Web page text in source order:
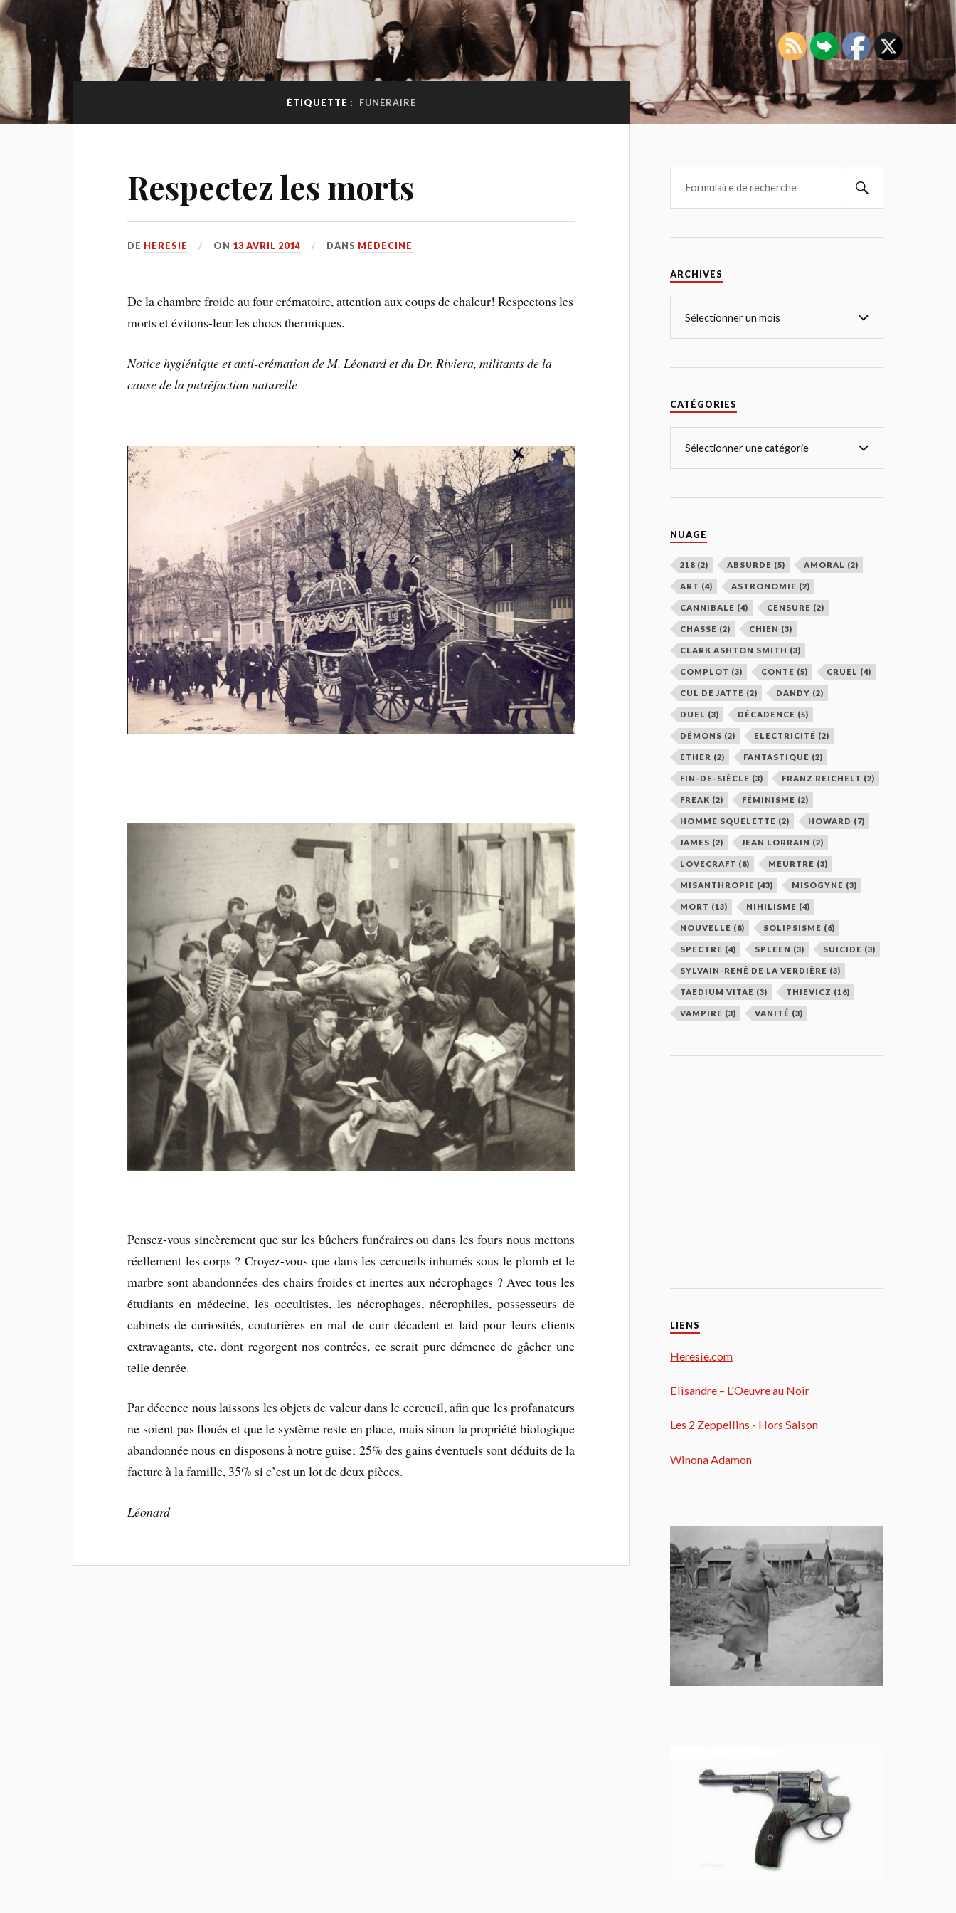
ÉTIQUETTE : FUNÉRAIRE
Respectez les morts
DE HERESIE ON 13 AVRIL 2014 DANS MÉDECINE
De la chambre froide au four crématoire, attention aux coups de chaleur! Respectons les
morts et évitons-leur les chocs thermiques.
Notice hygiénique et anti-crémation de M. Léonard et du Dr. Riviera, militants de la
cause de la putréfaction naturelle
Pensez-vous sincèrement que sur les bûchers funéraires ou dans les fours nous mettons
réellement les corps ? Croyez-vous que dans les cercueils inhumés sous le plomb et le
marbre sont abandonnées des chairs froides et inertes aux nécrophages ? Avec tous les
étudiants en médecine, les occultistes, les nécrophages, nécrophiles, possesseurs de
cabinets de curiosités, couturières en mal de cuir décadent et laid pour leurs clients
extravagants, etc. dont regorgent nos contrées, ce serait pure démence de gâcher une
telle denrée.
Par décence nous laissons les objets de valeur dans le cercueil, afin que les profanateurs
ne soient pas floués et que le système reste en place, mais sinon la propriété biologique
abandonnée nous en disposons à notre guise; 25% des gains éventuels sont déduits de la
facture à la famille, 35% si c’est un lot de deux pièces.
Léonard
ARCHIVES
CATÉGORIES
NUAGE
218 (2) ABSURDE (5) AMORAL (2)
ART (4) ASTRONOMIE (2)
CANNIBALE (4) CENSURE (2)
CHASSE (2) CHIEN (3)
CLARK ASHTON SMITH (3)
COMPLOT (3) CONTE (5) CRUEL (4)
CUL DE JATTE (2) DANDY (2)
DUEL (3) DÉCADENCE (5)
DÉMONS (2) ELECTRICITÉ (2)
ETHER (2) FANTASTIQUE (2)
FIN-DE-SIÈCLE (3) FRANZ REICHELT (2)
FREAK (2) FÉMINISME (2)
HOMME SQUELETTE (2) HOWARD (7)
JAMES (2) JEAN LORRAIN (2)
LOVECRAFT (8) MEURTRE (3)
MISANTHROPIE (43) MISOGYNE (3)
MORT (13) NIHILISME (4)
NOUVELLE (8) SOLIPSISME (6)
SPECTRE (4) SPLEEN (3) SUICIDE (3)
SYLVAIN-RENÉ DE LA VERDIÈRE (3)
TAEDIUM VITAE (3) THIEVICZ (16)
VAMPIRE (3) VANITÉ (3)
LIENS
Heresie.com
Elisandre – L'Oeuvre au Noir
Les 2 Zeppellins - Hors Saison
Winona Adamon